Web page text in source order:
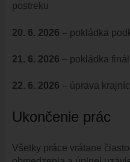
VAJNORSKÉ PRODUKTY
ŠPORT
HK VAJNORY
ŠK VAJNORY
ĽUDOVÝ DOM
DRUŽBA
postreku
20. 6. 2026 – pokládka
21. 6. 2026 – pokládka
22. 6. 2026 – úprava
Ukončenie prác
Všetky práce vrátane